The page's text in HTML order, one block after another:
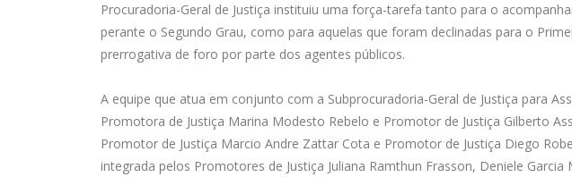
Procuradoria-Geral de Justiça instituiu uma força-tarefa tanto para o
perante o Segundo Grau, como para aquelas que foram declinadas para o
prerrogativa de foro por parte dos agentes públicos.
A equipe que atua em conjunto com a Subprocuradoria-Geral de Justiça para
Promotora de Justiça Marina Modesto Rebelo e Promotor de Justiça Gilberto
Promotor de Justiça Marcio Andre Zattar Cota e Promotor de Justiça Diego
integrada pelos Promotores de Justiça Juliana Ramthun Frasson, Deniele